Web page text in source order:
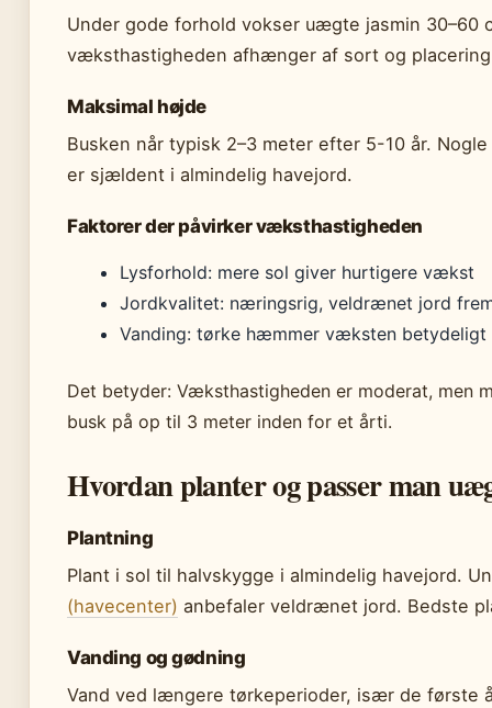
Under gode forhold vokser uægte jasmin 30–60
væksthastigheden afhænger af sort og
Maksimal højde
Busken når typisk 2–3 meter efter 5-10 år.
er sjældent i almindelig havejord.
Faktorer der påvirker væksthastigheden
Lysforhold: mere sol giver hurtigere vækst
Jordkvalitet: næringsrig, veldrænet jord
Vanding: tørke hæmmer væksten betydeligt
Det betyder: Væksthastigheden er moderat, men
busk på op til 3 meter inden for et årti.
Hvordan planter og passer man
Plantning
Plant i sol til halvskygge i almindelig havejord.
(havecenter) anbefaler veldrænet jord. Bedste
Vanding og gødning
Vand ved længere tørkeperioder, især de første